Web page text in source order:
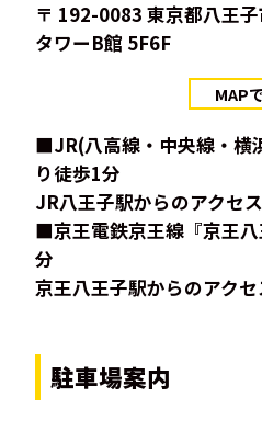
〒 192-0083 東京都八王
タワーB館 5F6F
MAP
■JR(八高線・中央線・横
り徒歩1分
JR八王子駅からのアクセ
■京王電鉄京王線『京王
分
京王八王子駅からのアク
駐車場案内